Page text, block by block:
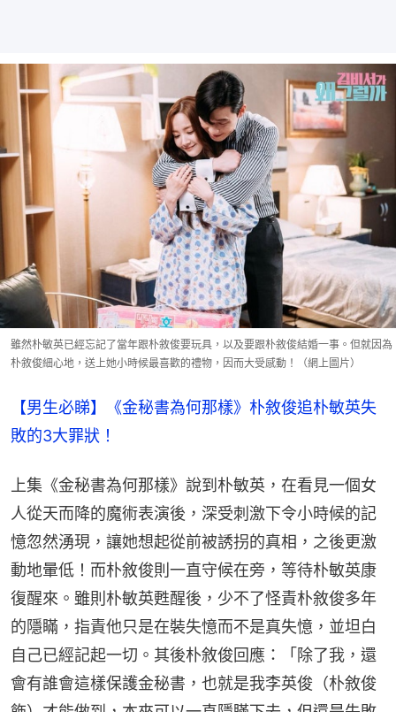
雖然朴敏英已經忘記了當年跟朴敘俊要玩具，以及要跟朴敘俊結婚一事。但就因為
朴敘俊細心地，送上她小時候最喜歡的禮物，因而大受感動！（網上圖片）
【男生必睇】《金秘書為何那樣》朴敘俊追朴敏英失
敗的3大罪狀！
上集《金秘書為何那樣》說到朴敏英，在看見一個女
人從天而降的魔術表演後，深受刺激下令小時候的記
憶忽然湧現，讓她想起從前被誘拐的真相，之後更激
動地暈低！而朴敘俊則一直守候在旁，等待朴敏英康
復醒來。雖則朴敏英甦醒後，少不了怪責朴敘俊多年
的隱瞞，指責他只是在裝失憶而不是真失憶，並坦白
自己已經記起一切。其後朴敘俊回應：「除了我，還
會有誰會這樣保護金秘書，也就是我李英俊（朴敘俊